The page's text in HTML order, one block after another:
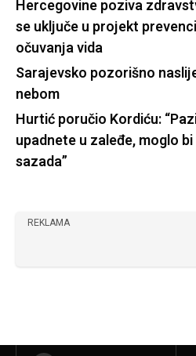
Hercegovine poziva
se uključe u projekt
očuvanja vida
Sarajevsko pozorišno
nebom
Hurtić poručio Kordiću:
upadnete u zaleđe, moglo
sazada”
REKLAMA